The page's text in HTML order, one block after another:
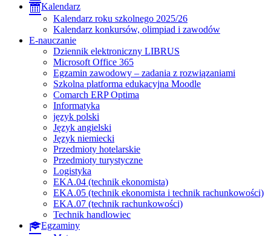
Kalendarz
Kalendarz roku szkolnego 2025/26
Kalendarz konkursów, olimpiad i zawodów
E-nauczanie
Dziennik elektroniczny LIBRUS
Microsoft Office 365
Egzamin zawodowy – zadania z rozwiązaniami
Szkolna platforma edukacyjna Moodle
Comarch ERP Optima
Informatyka
język polski
Język angielski
Język niemiecki
Przedmioty hotelarskie
Przedmioty turystyczne
Logistyka
EKA.04 (technik ekonomista)
EKA.05 (technik ekonomista i technik rachunkowości)
EKA.07 (technik rachunkowości)
Technik handlowiec
Egzaminy